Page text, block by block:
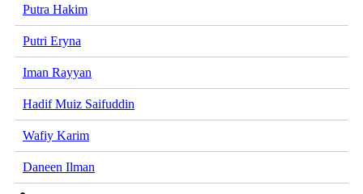
Putra Hakim
Putri Eryna
Iman Rayyan
Hadif Muiz Saifuddin
Wafiy Karim
Daneen Ilman